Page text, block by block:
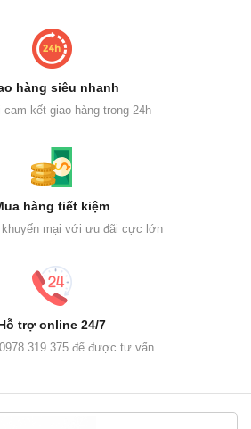
hàng siêu nhanh
cam kết giao hàng trong 24h
hàng tiết kiệm
khuyến mại với ưu đãi cực lớn
trợ online 24/7
319 375 để được tư vấn